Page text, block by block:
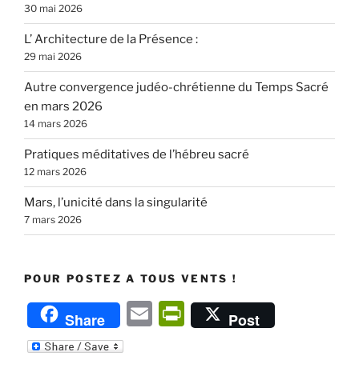
30 mai 2026
L’ Architecture de la Présence :
29 mai 2026
Autre convergence judéo-chrétienne du Temps Sacré
en mars 2026
14 mars 2026
Pratiques méditatives de l’hébreu sacré
12 mars 2026
Mars, l’unicité dans la singularité
7 mars 2026
POUR POSTEZ A TOUS VENTS !
Share
E
P
Post